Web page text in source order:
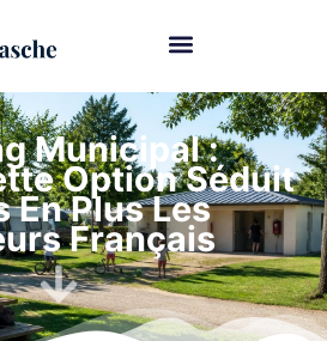
Municipal :
Option Séduit
En Plus Les
Français